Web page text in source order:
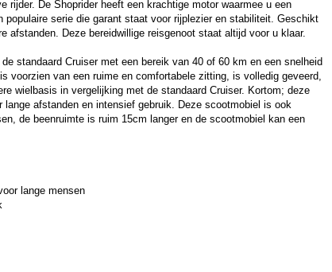
rijder. De Shoprider heeft een krachtige motor waarmee u een
populaire serie die garant staat voor rijplezier en stabiliteit. Geschikt
afstanden. Deze bereidwillige reisgenoot staat altijd voor u klaar.
standaard Cruiser met een bereik van 40 of 60 km en een snelheid
voorzien van een ruime en comfortabele zitting, is volledig geveerd,
wielbasis in vergelijking met de standaard Cruiser. Kortom; deze
afstanden en intensief gebruik. Deze scootmobiel is ook
de beenruimte is ruim 15cm langer en de scootmobiel kan een
lange mensen